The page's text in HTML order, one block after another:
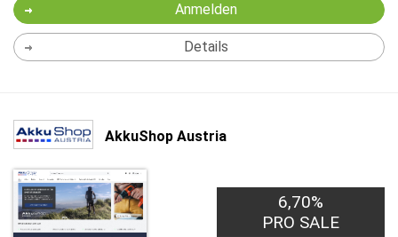
Anmelden
Details
AkkuShop Austria
6,70%
PRO SALE